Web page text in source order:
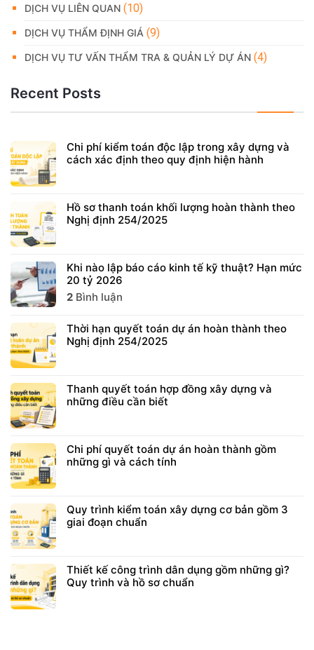
DỊCH VỤ LIÊN QUAN (10)
DỊCH VỤ THẨM ĐỊNH GIÁ (9)
DỊCH VỤ TƯ VẤN THẨM TRA & QUẢN LÝ DỰ ÁN (4)
Recent Posts
Chi phí kiểm toán độc lập trong xây dựng và
cách xác định theo quy định hiện hành
Hồ sơ thanh toán khối lượng hoàn thành theo
Nghị định 254/2025
Khi nào lập báo cáo kinh tế kỹ thuật? Hạn mức
20 tỷ 2026
2 Bình luận
Thời hạn quyết toán dự án hoàn thành theo
Nghị định 254/2025
Thanh quyết toán hợp đồng xây dựng và
những điều cần biết
Chi phí quyết toán dự án hoàn thành gồm
những gì và cách tính
Quy trình kiểm toán xây dựng cơ bản gồm 3
giai đoạn chuẩn
Thiết kế công trình dân dụng gồm những gì?
Quy trình và hồ sơ chuẩn